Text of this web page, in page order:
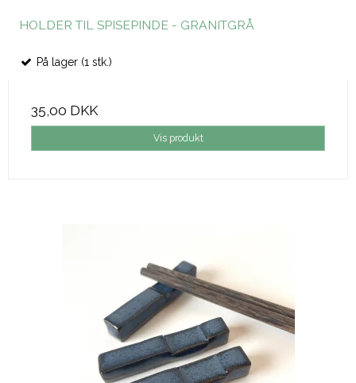
HOLDER TIL SPISEPINDE - GRANITGRÅ
På lager (1 stk.)
35,00 DKK
Vis produkt